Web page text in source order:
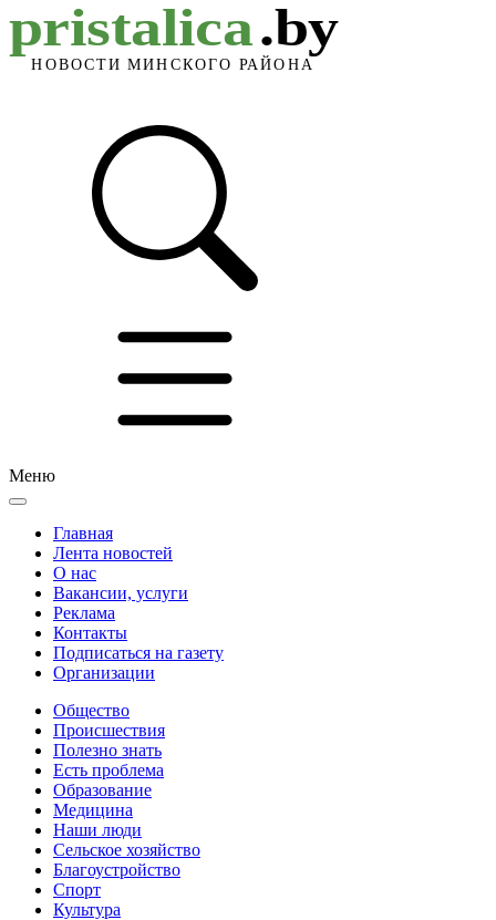
Меню
Главная
Лента новостей
О нас
Вакансии, услуги
Реклама
Контакты
Подписаться на газету
Организации
Общество
Происшествия
Полезно знать
Есть проблема
Образование
Медицина
Наши люди
Сельское хозяйство
Благоустройство
Спорт
Культура